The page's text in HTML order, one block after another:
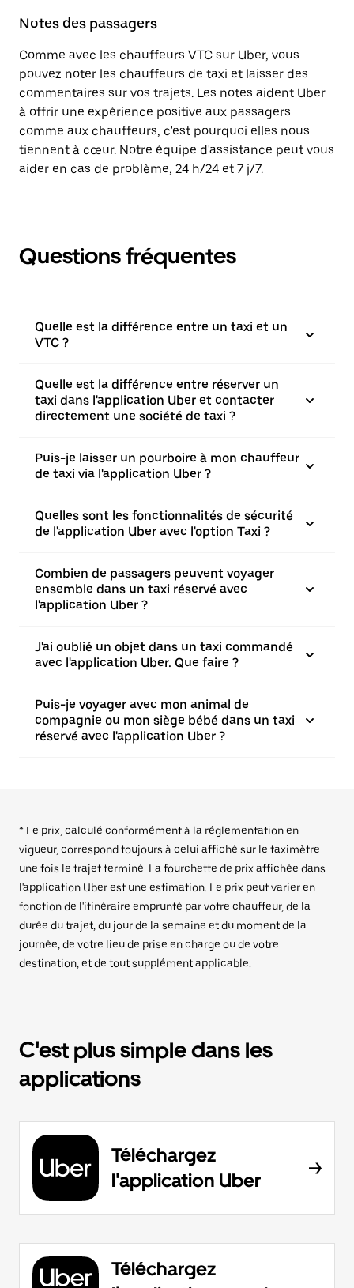
Notes des passagers
Comme avec les chauffeurs VTC sur Uber, vous
pouvez noter les chauffeurs de taxi et laisser des
commentaires sur vos trajets. Les notes aident Uber
à offrir une expérience positive aux passagers
comme aux chauffeurs, c'est pourquoi elles nous
tiennent à cœur. Notre équipe d'assistance peut vous
aider en cas de problème, 24 h/24 et 7 j/7.
Questions fréquentes
Quelle est la différence entre un taxi et un
VTC ?
Quelle est la différence entre réserver un
taxi dans l'application Uber et contacter
directement une société de taxi ?
Puis-je laisser un pourboire à mon chauffeur
de taxi via l'application Uber ?
Quelles sont les fonctionnalités de sécurité
de l'application Uber avec l'option Taxi ?
Combien de passagers peuvent voyager
ensemble dans un taxi réservé avec
l'application Uber ?
J'ai oublié un objet dans un taxi commandé
avec l'application Uber. Que faire ?
Puis-je voyager avec mon animal de
compagnie ou mon siège bébé dans un taxi
réservé avec l'application Uber ?
* Le prix, calculé conformément à la réglementation en
vigueur, correspond toujours à celui affiché sur le taximètre
une fois le trajet terminé. La fourchette de prix affichée dans
l'application Uber est une estimation. Le prix peut varier en
fonction de l'itinéraire emprunté par votre chauffeur, de la
durée du trajet, du jour de la semaine et du moment de la
journée, de votre lieu de prise en charge ou de votre
destination, et de tout supplément applicable.
C'est plus simple dans les
applications
Téléchargez
l'application Uber
Téléchargez